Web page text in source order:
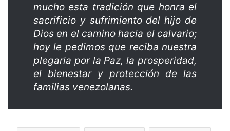
mucho esta tradición que honra el
sacrificio y sufrimiento del hijo de
Dios en el camino hacia el calvario;
hoy le pedimos que reciba nuestra
plegaria por la Paz, la prosperidad,
el bienestar y protección de las
familias venezolanas.